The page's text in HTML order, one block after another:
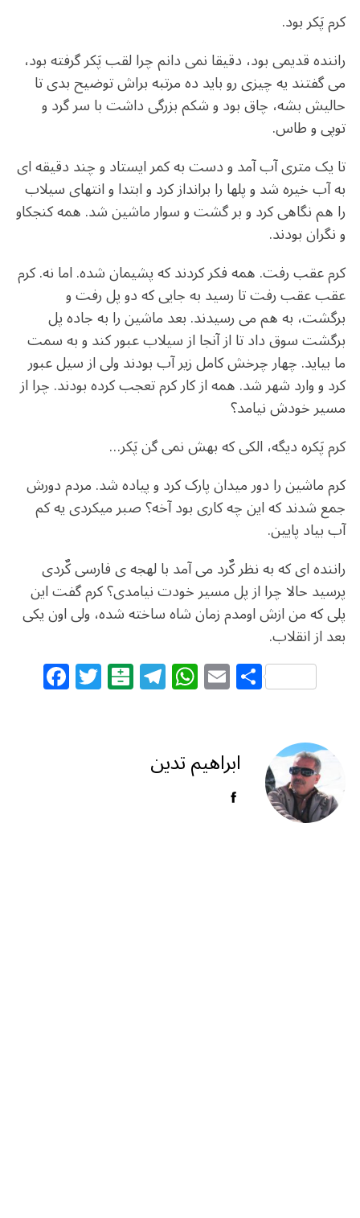
کرم پَکر بود.
راننده قدیمی بود، دقیقا نمی دانم چرا لقب پَکر گرفته بود،
می گفتند یه چیزی رو باید ده مرتبه براش توضیح بدی تا
حالیش بشه، چاق بود و شکم بزرگی داشت با سر گرد و
توپی و طاس.
تا یک متری آب آمد و دست به کمر ایستاد و چند دقیقه ای
به آب خیره شد و پلها را برانداز کرد و ابتدا و انتهای سیلاب
را هم نگاهی کرد و بر گشت و سوار ماشین شد. همه کنجکاو
و نگران بودند.
کرم عقب رفت. همه فکر کردند که پشیمان شده. اما نه. کرم
عقب عقب رفت تا رسید به جایی که دو پل رفت و
برگشت، به هم می رسیدند. بعد ماشین را به جاده پل
برگشت سوق داد تا از آنجا از سیلاب عبور کند و به سمت
ما بیاید. چهار چرخش کامل زیر آب بودند ولی از سیل عبور
کرد و وارد شهر شد. همه از کار کرم تعجب کرده بودند. چرا از
مسیر خودش نیامد؟
کرم پَکره دیگه، الکی که بهش نمی گن پَکر…
کرم ماشین را دور میدان پارک کرد و پیاده شد. مردم دورش
جمع شدند که این چه کاری بود آخه؟ صبر میکردی یه کم
آب بیاد پایین.
راننده ای که به نظر کٌرد می آمد با لهجه ی فارسی کٌردی
پرسید حالا چرا از پل مسیر خودت نیامدی؟ کرم گفت این
پلی که من ازش اومدم زمان شاه ساخته شده، ولی اون یکی
بعد از انقلاب.
F
a T
w B
al
ar
in
T
el
g
ra
W
h
s
A
E
m
l
S
h
e ابراهیم تدین